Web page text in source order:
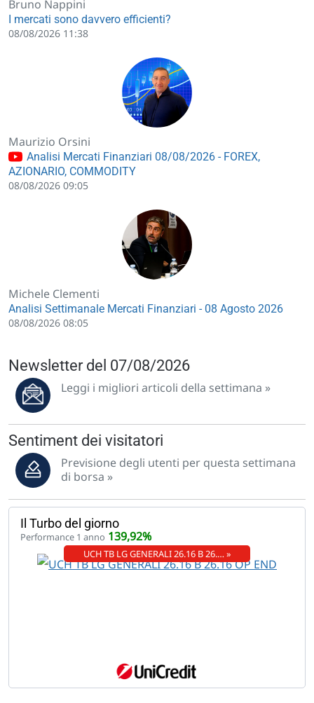
Bruno Nappini
I mercati sono davvero efficienti?
08/08/2026 11:38
Maurizio Orsini
Analisi Mercati Finanziari 08/08/2026 - FOREX,
AZIONARIO, COMMODITY
08/08/2026 09:05
Michele Clementi
Analisi Settimanale Mercati Finanziari - 08 Agosto 2026
08/08/2026 08:05
Newsletter del 07/08/2026
Leggi i migliori articoli della settimana »
Sentiment dei visitatori
Previsione degli utenti per questa settimana
di borsa »
Il Turbo del giorno
Performance 1 anno 139,92%
UCH TB LG GENERALI 26.16 B 26.… »